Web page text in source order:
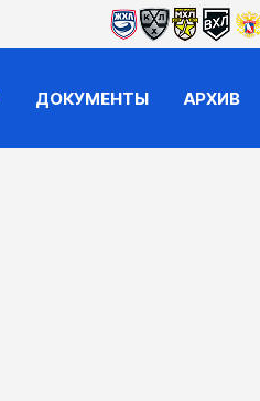
ДОКУМЕНТЫ АРХИВ